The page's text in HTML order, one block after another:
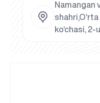
Namangan
ko‘chasi, 2-